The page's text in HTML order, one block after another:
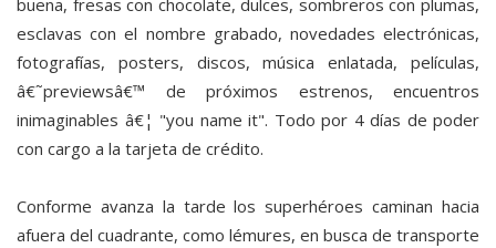
buena, fresas con chocolate, dulces, sombreros con plumas,
esclavas con el nombre grabado, novedades electrónicas,
fotografías, posters, discos, música enlatada, películas,
â€˜previewsâ€™ de próximos estrenos, encuentros
inimaginables â€¦ "you name it". Todo por 4 días de poder
con cargo a la tarjeta de crédito.
Conforme avanza la tarde los superhéroes caminan hacia
afuera del cuadrante, como lémures, en busca de transporte